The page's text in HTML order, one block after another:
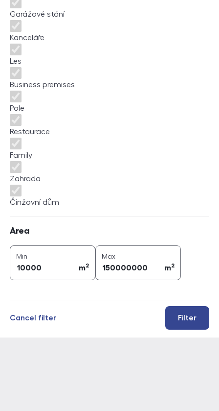
Garážové stání
Kanceláře
Les
Business premises
Pole
Restaurace
Family
Zahrada
Činžovní dům
Area
Min
m2
Maxarea (
m2
Filter
Cancel filter